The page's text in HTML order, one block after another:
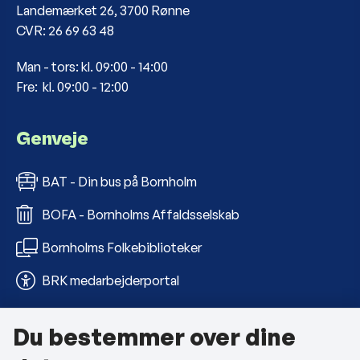
Landemærket 26, 3700 Rønne
CVR: 26 69 63 48
Man - tors: kl. 09:00 - 14:00
Fre: kl. 09:00 - 12:00
Genveje
BAT - Din bus på Bornholm
BOFA - Bornholms Affaldsselskab
Bornholms Folkebiblioteker
BRK medarbejderportal
Om kommunen
Du bestemmer over dine